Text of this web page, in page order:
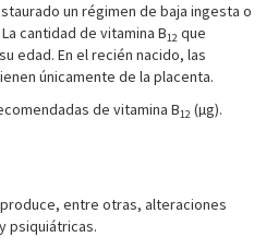
un régimen de baja ingesta o
La cantidad de vitamina B12 que
edad. En el recién nacido, las
únicamente de la placenta.
de vitamina B12 (µg).
produce, entre otras, alteraciones
psiquiátricas.